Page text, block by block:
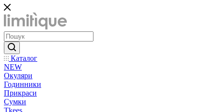
Каталог
NEW
Окуляри
Годинники
Прикраси
Сумки